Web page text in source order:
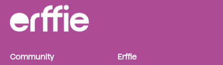
Erffie
Community